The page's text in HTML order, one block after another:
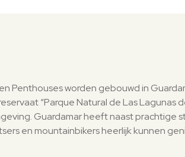
worden gebouwd in
“Parque Natural de Las Lagunas
Guardamar heeft naast prachtige
en mountainbikers heerlijk kunnen